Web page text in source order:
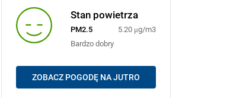
Stan powietrza
PM2.5
5.20 μg/m3
Bardzo dobry
ZOBACZ POGODĘ NA JUTRO